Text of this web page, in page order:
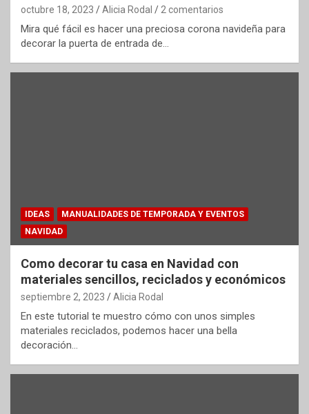
octubre 18, 2023 Alicia Rodal 2 comentarios
Mira qué fácil es hacer una preciosa corona navideña para
decorar la puerta de entrada de…
IDEAS
MANUALIDADES DE TEMPORADA Y EVENTOS
NAVIDAD
Como decorar tu casa en Navidad con
materiales sencillos, reciclados y económicos
septiembre 2, 2023 Alicia Rodal
En este tutorial te muestro cómo con unos simples
materiales reciclados, podemos hacer una bella
decoración…